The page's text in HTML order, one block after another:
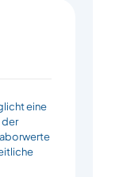
eine
der